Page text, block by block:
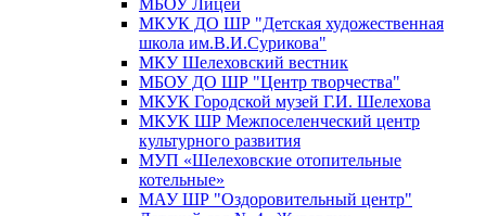
МКУК ДО ШР "Детская художественная
школа им.В.И.Сурикова"
МКУ Шелеховский вестник
МБОУ ДО ШР "Центр творчества"
МКУК Городской музей Г.И. Шелехова
МКУК ШР Межпоселенческий центр
культурного развития
МУП «Шелеховские отопительные
котельные»
МАУ ШР "Оздоровительный центр"